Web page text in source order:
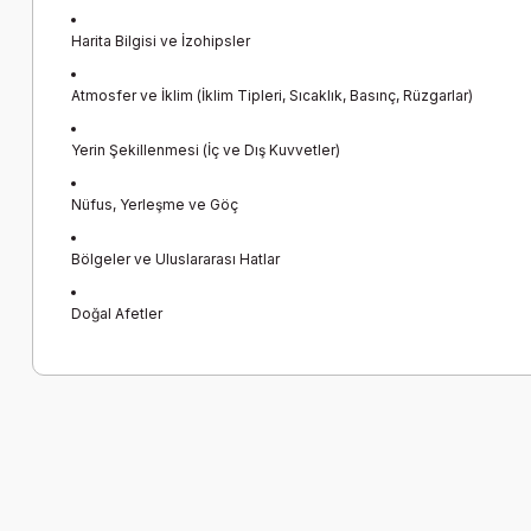
Harita Bilgisi ve İzohipsler
Atmosfer ve İklim (İklim Tipleri, Sıcaklık, Basınç, Rüzgarlar)
Yerin Şekillenmesi (İç ve Dış Kuvvetler)
Nüfus, Yerleşme ve Göç
Bölgeler ve Uluslararası Hatlar
Doğal Afetler